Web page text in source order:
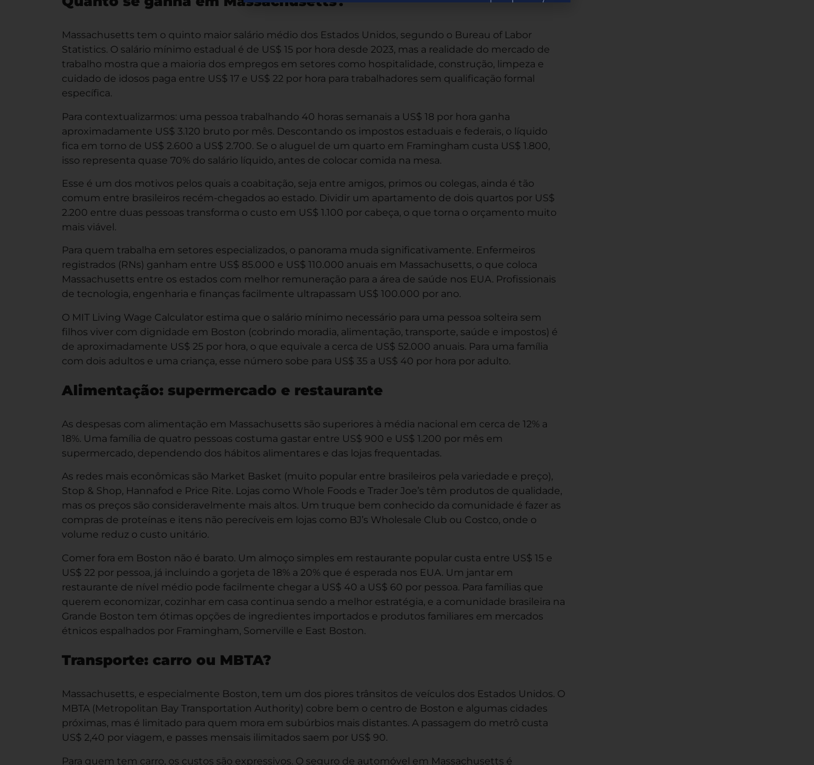
Massachusetts tem o quinto maior salário médio dos Estados Unidos, segundo o Bureau of Labor
Statistics. O salário mínimo estadual é de US$ 15 por hora desde 2023, mas a realidade do mercado de
trabalho mostra que a maioria dos empregos em setores como hospitalidade, construção, limpeza e
cuidado de idosos paga entre US$ 17 e US$ 22 por hora para trabalhadores sem qualificação formal
específica.
Para contextualizarmos: uma pessoa trabalhando 40 horas semanais a US$ 18 por hora ganha
aproximadamente US$ 3.120 bruto por mês. Descontando os impostos estaduais e federais, o líquido
fica em torno de US$ 2.600 a US$ 2.700. Se o aluguel de um quarto em Framingham custa US$ 1.800,
isso representa quase 70% do salário líquido, antes de colocar comida na mesa.
Esse é um dos motivos pelos quais a coabitação, seja entre amigos, primos ou colegas, ainda é tão
comum entre brasileiros recém-chegados ao estado. Dividir um apartamento de dois quartos por US$
2.200 entre duas pessoas transforma o custo em US$ 1.100 por cabeça, o que torna o orçamento muito
mais viável.
Para quem trabalha em setores especializados, o panorama muda significativamente. Enfermeiros
registrados (RNs) ganham entre US$ 85.000 e US$ 110.000 anuais em Massachusetts, o que coloca
Massachusetts entre os estados com melhor remuneração para a área de saúde nos EUA. Profissionais
de tecnologia, engenharia e finanças facilmente ultrapassam US$ 100.000 por ano.
O MIT Living Wage Calculator estima que o salário mínimo necessário para uma pessoa solteira sem
filhos viver com dignidade em Boston (cobrindo moradia, alimentação, transporte, saúde e impostos) é
de aproximadamente US$ 25 por hora, o que equivale a cerca de US$ 52.000 anuais. Para uma família
com dois adultos e uma criança, esse número sobe para US$ 35 a US$ 40 por hora por adulto.
Alimentação: supermercado e restaurante
As despesas com alimentação em Massachusetts são superiores à média nacional em cerca de 12% a
18%. Uma família de quatro pessoas costuma gastar entre US$ 900 e US$ 1.200 por mês em
supermercado, dependendo dos hábitos alimentares e das lojas frequentadas.
As redes mais econômicas são Market Basket (muito popular entre brasileiros pela variedade e preço),
Stop & Shop, Hannafod e Price Rite. Lojas como Whole Foods e Trader Joe’s têm produtos de qualidade,
mas os preços são consideravelmente mais altos. Um truque bem conhecido da comunidade é fazer as
compras de proteínas e itens não perecíveis em lojas como BJ’s Wholesale Club ou Costco, onde o
volume reduz o custo unitário.
Comer fora em Boston não é barato. Um almoço simples em restaurante popular custa entre US$ 15 e
US$ 22 por pessoa, já incluindo a gorjeta de 18% a 20% que é esperada nos EUA. Um jantar em
restaurante de nível médio pode facilmente chegar a US$ 40 a US$ 60 por pessoa. Para famílias que
querem economizar, cozinhar em casa continua sendo a melhor estratégia, e a comunidade brasileira na
Grande Boston tem ótimas opções de ingredientes importados e produtos familiares em mercados
étnicos espalhados por Framingham, Somerville e East Boston.
Transporte: carro ou MBTA?
Massachusetts, e especialmente Boston, tem um dos piores trânsitos de veículos dos Estados Unidos. O
MBTA (Metropolitan Bay Transportation Authority) cobre bem o centro de Boston e algumas cidades
próximas, mas é limitado para quem mora em subúrbios mais distantes. A passagem do metrô custa
US$ 2,40 por viagem, e passes mensais ilimitados saem por US$ 90.
Para quem tem carro, os custos são expressivos. O seguro de automóvel em Massachusetts é